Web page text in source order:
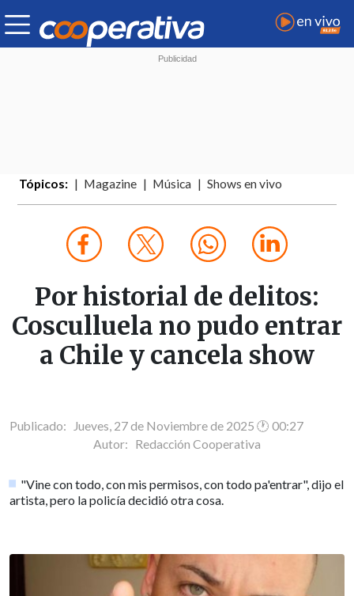
Tópicos: Magazine Música Shows en vivo
Por historial de delitos:
Cosculluela no pudo entrar
a Chile y cancela show
Publicado: Jueves, 27 de Noviembre de 2025 🕐 00:27
Autor: Redacción Cooperativa
"Vine con todo, con mis permisos, con todo pa'entrar", dijo el
artista, pero la policía decidió otra cosa.